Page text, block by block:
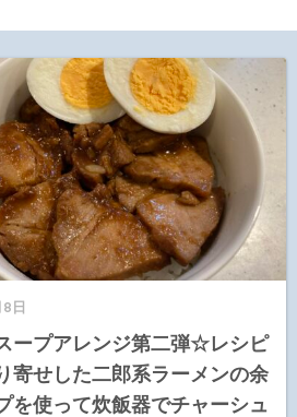
日
ープアレンジ第二弾☆レシピ
寄せした二郎系ラーメンの余
を使って炊飯器でチャーシュ